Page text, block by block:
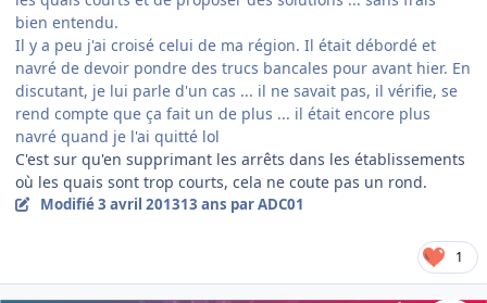
bien entendu.
Il y a peu j'ai croisé celui de ma région. Il était débordé et
navré de devoir pondre des trucs bancales pour avant hier. En
discutant, je lui parle d'un cas ... il ne savait pas, il vérifie, se
rend compte que ça fait un de plus ... il était encore plus
navré quand je l'ai quitté lol
C'est sur qu'en supprimant les arrêts dans les établissements
où les quais sont trop courts, cela ne coute pas un rond.
Modifié3 avril 201313 ans par ADC01
1